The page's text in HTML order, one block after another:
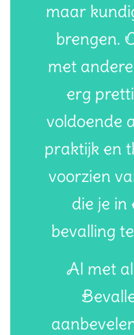
maar
brengen.
met
erg
voldoende
praktijk en
voorzien
die je in
bevalling
Al met al